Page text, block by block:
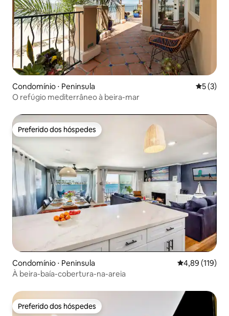
Condomínio ⋅ Peninsula 5 de
5 (3)
O refúgio mediterrâneo à beira-mar
Preferido dos hóspedes
Preferido dos hóspedes
Condomínio ⋅ Peninsula 4,89 de uma
4,89 (119)
À beira-baía-cobertura-na-areia
Preferido dos hóspedes
Preferido dos hóspedes